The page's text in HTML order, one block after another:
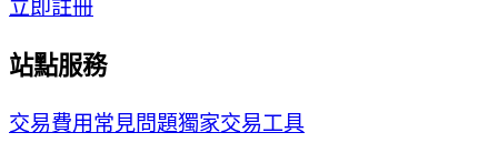
立即註冊
站點服務
交易費用常見問題獨家交易工具